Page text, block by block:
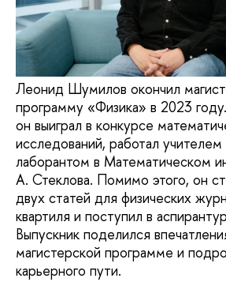
Леонид Шумилов окончил
программу «Физика» в 2023
он выиграл в конкурсе
исследований, работал
лаборантом в Математическом
А. Стеклова. Помимо этого, он
двух статей для физических
квартиля и поступил в
Выпускник поделился
магистерской программе и
карьерного пути.